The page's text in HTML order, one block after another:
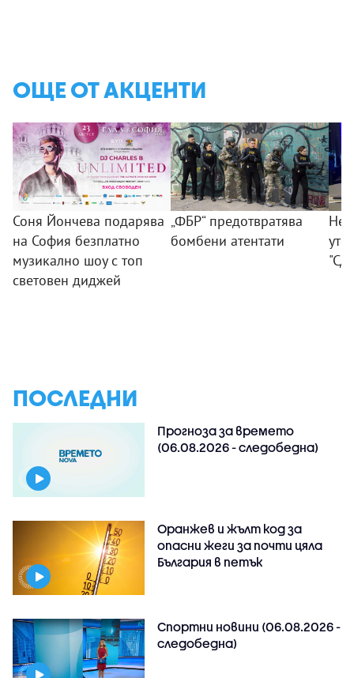
ОЩЕ ОТ АКЦЕНТИ
Соня Йончева подарява
на София безплатно
музикално шоу с топ
световен диджей
„ФБР“ предотвратява
бомбени атентати
ПОСЛЕДНИ
Прогноза за времето
(06.08.2026 - следобедна)
Оранжев и жълт код за
опасни жеги за почти цяла
България в петък
Спортни новини (06.08.2026 -
следобедна)